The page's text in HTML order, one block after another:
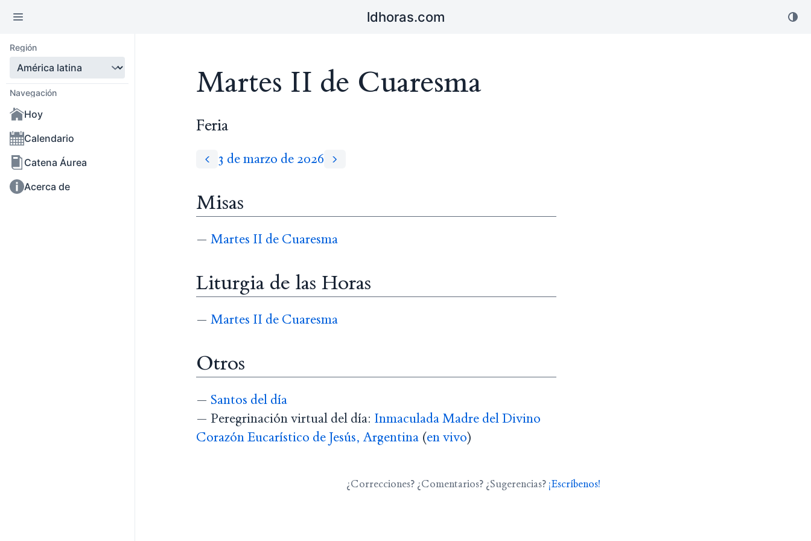
ldhoras.com
Región
Navegación
Hoy
Calendario
Catena Áurea
Acerca de
Martes II de Cuaresma
Feria
3 de marzo de 2026
Misas
— Martes II de Cuaresma
Liturgia de las Horas
— Martes II de Cuaresma
Otros
— Santos del día
— Peregrinación virtual del día: Inmaculada Madre del Divino
Corazón Eucarístico de Jesús, Argentina(en vivo)
¿Correcciones? ¿Comentarios? ¿Sugerencias? ¡Escríbenos!